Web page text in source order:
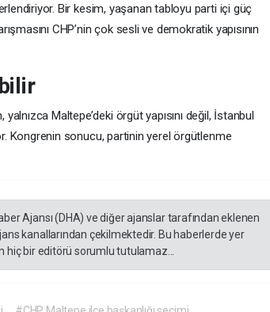
Bir kesim, yaşanan tabloyu parti içi güç
CHP’nin çok sesli ve demokratik yapısının
Maltepe’deki örgüt yapısını değil, İstanbul
Kongrenin sonucu, partinin yerel örgütlenme
Ajansı (DHA) ve diğer ajanslar tarafından eklenen
kanallarından çekilmektedir. Bu haberlerde yer
bir editörü sorumlu tutulamaz...